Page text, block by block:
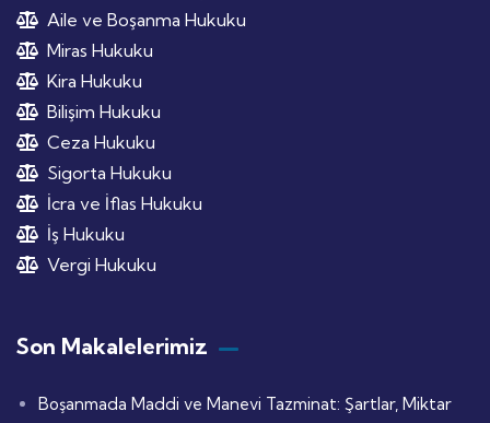
Aile ve Boşanma Hukuku
Miras Hukuku
Kira Hukuku
Bilişim Hukuku
Ceza Hukuku
Sigorta Hukuku
İcra ve İflas Hukuku
İş Hukuku
Vergi Hukuku
Son Makalelerimiz
Boşanmada Maddi ve Manevi Tazminat: Şartlar, Miktar